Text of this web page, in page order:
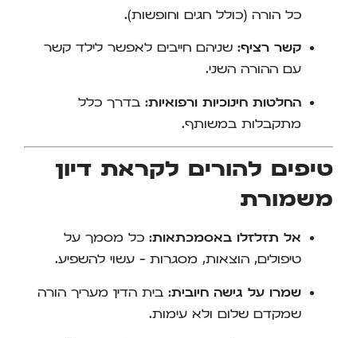
כל הורה (כולל חגים וחופשות).
קשר רציף: שניהם חייבים לאפשר לילד קשר
עם ההורה השני.
החלטות חינוכיות ורפואיות: בדרך כלל
מתקבלות במשותף.
טיפים להורים לקראת דיון
משמורת
אל תזלזלו באסמכתאות: כל מסמך על
טיפולים, הוצאות, מסגרות – עשוי להשפיע.
שמרו על גישה חיובית: בית הדין מעריך הורה
שמקדם שלום ולא עימות.